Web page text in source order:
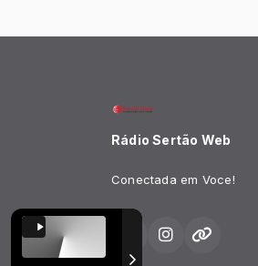
Rádio Sertão Web
Conectada em Voce!